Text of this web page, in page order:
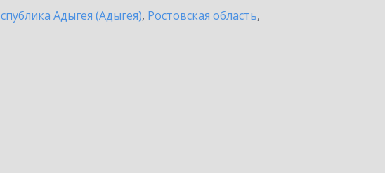
Адыгея (Адыгея), Ростовская область,